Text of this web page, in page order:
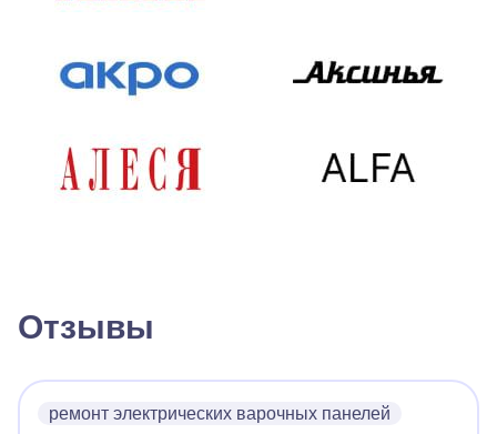
Отзывы
ремонт электрических варочных панелей